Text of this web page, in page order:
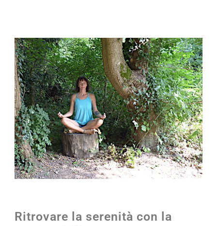
Ritrovare la serenità con la